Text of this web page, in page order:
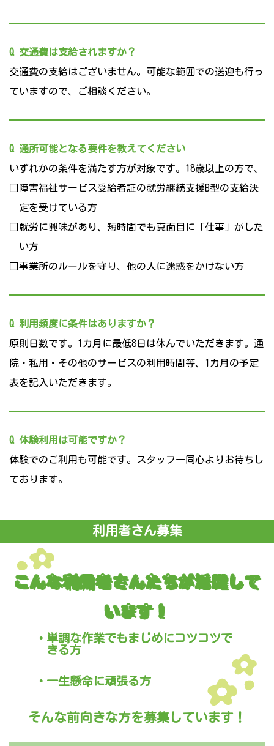
Q 交通費は支給されますか？
交通費の支給はございません。可能な範囲での送迎も行っ
ていますので、ご相談ください。
Q 通所可能となる要件を教えてください
いずれかの条件を満たす方が対象です。18歳以上の方で、
□障害福祉サービス受給者証の就労継続支援B型の支給決
定を受けている方
□就労に興味があり、短時間でも真面目に「仕事」がした
い方
□事業所のルールを守り、他の人に迷惑をかけない方
Q 利用頻度に条件はありますか？
原則日数です。1カ月に最低8日は休んでいただきます。通
院・私用・その他のサービスの利用時間等、1カ月の予定
表を記入いただきます。
Q 体験利用は可能ですか？
体験でのご利用も可能です。スタッフ一同心よりお待ちし
ております。
利用者さん募集
こんな利用者さんたちが活躍して
います！
・単調な作業でもまじめにコツコツで
きる方
・一生懸命に頑張る方
そんな前向きな方を募集しています！